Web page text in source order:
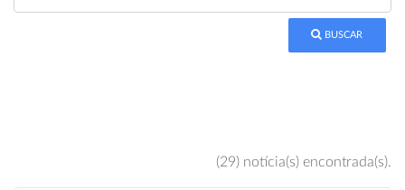
BUSCAR
(29) notícia(s) encontrada(s).